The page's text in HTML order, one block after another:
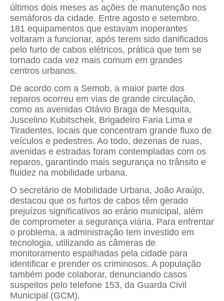
últimos dois meses as ações de manutenção nos
semáforos da cidade. Entre agosto e setembro,
181 equipamentos que estavam inoperantes
voltaram a funcionar, após terem sido danificados
pelo furto de cabos elétricos, prática que tem se
tornado cada vez mais comum em grandes
centros urbanos.
De acordo com a Semob, a maior parte dos
reparos ocorreu em vias de grande circulação,
como as avenidas Otávio Braga de Mesquita,
Juscelino Kubitschek, Brigadeiro Faria Lima e
Tiradentes, locais que concentram grande fluxo de
veículos e pedestres. Ao todo, dezenas de ruas,
avenidas e estradas foram contempladas com os
reparos, garantindo mais segurança no trânsito e
fluidez na mobilidade urbana.
O secretário de Mobilidade Urbana, João Araújo,
destacou que os furtos de cabos têm gerado
prejuízos significativos ao erário municipal, além
de comprometer a segurança viária. Para enfrentar
o problema, a administração tem investido em
tecnologia, utilizando as câmeras de
monitoramento espalhadas pela cidade para
identificar e prender os criminosos. A população
também pode colaborar, denunciando casos
suspeitos pelo telefone 153, da Guarda Civil
Municipal (GCM).